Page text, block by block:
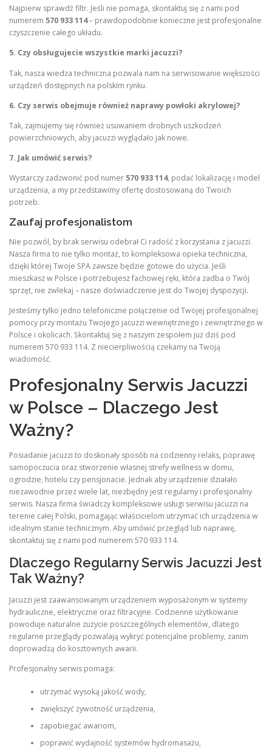
Najpierw sprawdź filtr. Jeśli nie pomaga, skontaktuj się z nami pod
numerem 570 933 114– prawdopodobnie konieczne jest profesjonalne
czyszczenie całego układu.
5. Czy obsługujecie wszystkie marki jacuzzi?
Tak, nasza wiedza techniczna pozwala nam na serwisowanie większości
urządzeń dostępnych na polskim rynku.
6. Czy serwis obejmuje również naprawy powłoki akrylowej?
Tak, zajmujemy się również usuwaniem drobnych uszkodzeń
powierzchniowych, aby jacuzzi wyglądało jak nowe.
7. Jak umówić serwis?
Wystarczy zadzwonić pod numer 570 933 114, podać lokalizację i model
urządzenia, a my przedstawimy ofertę dostosowaną do Twoich
potrzeb.
Zaufaj profesjonalistom
Nie pozwól, by brak serwisu odebrał Ci radość z korzystania z jacuzzi.
Nasza firma to nie tylko montaż, to kompleksowa opieka techniczna,
dzięki której Twoje SPA zawsze będzie gotowe do użycia. Jeśli
mieszkasz w Polsce i potrzebujesz fachowej ręki, która zadba o Twój
sprzęt, nie zwlekaj – nasze doświadczenie jest do Twojej dyspozycji.
Jesteśmy tylko jedno telefoniczne połączenie od Twojej profesjonalnej
pomocy przy montażu Twojego jacuzzi wewnętrznego i zewnętrznego w
Polsce i okolicach. Skontaktuj się z naszym zespołem już dziś pod
numerem 570 933 114. Z niecierpliwością czekamy na Twoją
wiadomość.
Profesjonalny Serwis Jacuzzi
w Polsce – Dlaczego Jest
Ważny?
Posiadanie jacuzzi to doskonały sposób na codzienny relaks, poprawę
samopoczucia oraz stworzenie własnej strefy wellness w domu,
ogrodzie, hotelu czy pensjonacie. Jednak aby urządzenie działało
niezawodnie przez wiele lat, niezbędny jest regularny i profesjonalny
serwis. Nasza firma świadczy kompleksowe usługi serwisu jacuzzi na
terenie całej Polski, pomagając właścicielom utrzymać ich urządzenia w
idealnym stanie technicznym. Aby umówić przegląd lub naprawę,
skontaktuj się z nami pod numerem 570 933 114.
Dlaczego Regularny Serwis Jacuzzi Jest
Tak Ważny?
Jacuzzi jest zaawansowanym urządzeniem wyposażonym w systemy
hydrauliczne, elektryczne oraz filtracyjne. Codzienne użytkowanie
powoduje naturalne zużycie poszczególnych elementów, dlatego
regularne przeglądy pozwalają wykryć potencjalne problemy, zanim
doprowadzą do kosztownych awarii.
Profesjonalny serwis pomaga:
utrzymać wysoką jakość wody,
zwiększyć żywotność urządzenia,
zapobiegać awariom,
poprawić wydajność systemów hydromasażu,